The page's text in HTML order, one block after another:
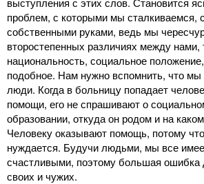
проблем, с которыми мы сталкиваемся,
собственными руками, ведь мы
второстепенных различиях между нами,
национальность, социальное
подобное. Нам нужно вспомнить, что
люди. Когда в больницу попадает
помощи, его не спрашивают о
образовании, откуда он родом и на
Человеку оказывают помощь, потому
нуждается. Будучи людьми, мы все
счастливыми, поэтому большая ошибка
своих и чужих.